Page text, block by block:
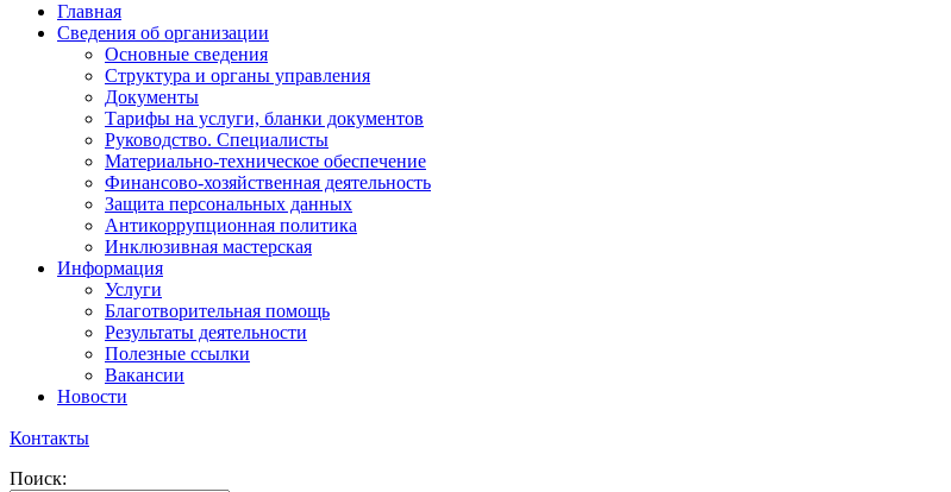
Главная
Сведения об организации
Основные сведения
Структура и органы управления
Документы
Тарифы на услуги, бланки документов
Руководство. Специалисты
Материально-техническое обеспечение
Финансово-хозяйственная деятельность
Защита персональных данных
Антикоррупционная политика
Инклюзивная мастерская
Информация
Услуги
Благотворительная помощь
Результаты деятельности
Полезные ссылки
Вакансии
Новости
Контакты
Поиск: